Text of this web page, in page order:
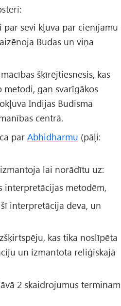
sevi kļuva par cienījamu
Budas un viņa
šķīrējtiesnesis, kas
metodi, gan svarīgākos
Indijas Budisma
centrā.
parAbhidharmu (pāļi:
lai norādītu uz:
interpretācijas metodēm,
interpretācija deva, un
kas tika noslīpēta
un izmantota reliģiskajā
2 skaidrojumus terminam